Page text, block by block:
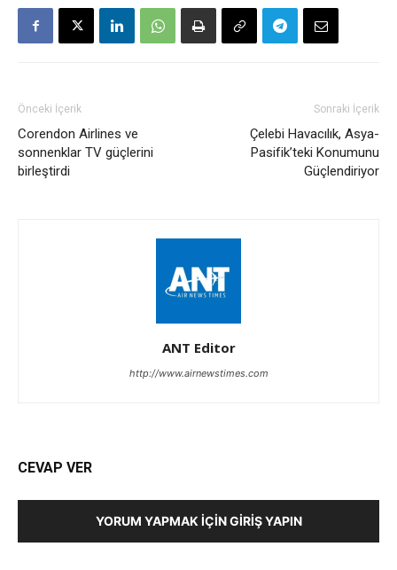
Önceki İçerik
Corendon Airlines ve
sonnenklar TV güçlerini
birleştirdi
Sonraki İçerik
Çelebi Havacılık, Asya-
Pasifik’teki Konumunu
Güçlendiriyor
ANT Editor
http://www.airnewstimes.com
CEVAP VER
YORUM YAPMAK İÇIN GIRIŞ YAPIN